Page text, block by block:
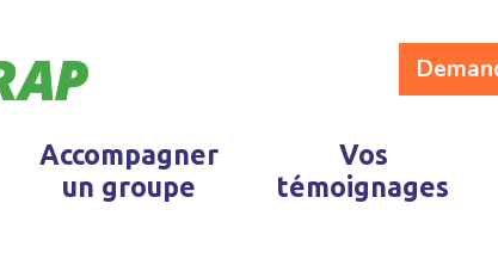
Accompagner
un groupe
Vos
témoignages